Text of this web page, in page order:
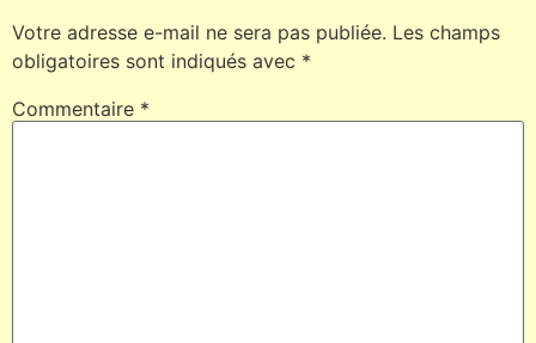
Votre adresse e-mail ne sera pas publiée. Les champs
obligatoires sont indiqués avec *
Commentaire *